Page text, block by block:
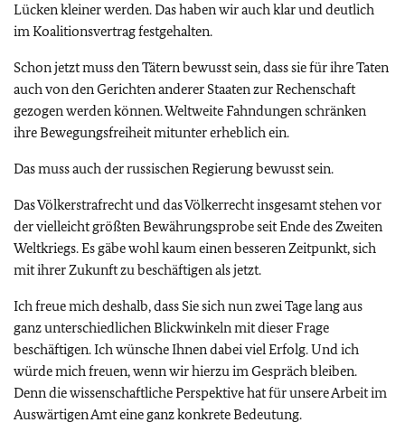
Lücken kleiner werden. Das haben wir auch klar und deutlich
im Koalitionsvertrag festgehalten.
Schon jetzt muss den Tätern bewusst sein, dass sie für ihre Taten
auch von den Gerichten anderer Staaten zur Rechenschaft
gezogen werden können. Weltweite Fahndungen schränken
ihre Bewegungsfreiheit mitunter erheblich ein.
Das muss auch der russischen Regierung bewusst sein.
Das Völkerstrafrecht und das Völkerrecht insgesamt stehen vor
der vielleicht größten Bewährungsprobe seit Ende des Zweiten
Weltkriegs. Es gäbe wohl kaum einen besseren Zeitpunkt, sich
mit ihrer Zukunft zu beschäftigen als jetzt.
Ich freue mich deshalb, dass Sie sich nun zwei Tage lang aus
ganz unterschiedlichen Blickwinkeln mit dieser Frage
beschäftigen. Ich wünsche Ihnen dabei viel Erfolg. Und ich
würde mich freuen, wenn wir hierzu im Gespräch bleiben.
Denn die wissenschaftliche Perspektive hat für unsere Arbeit im
Auswärtigen Amt eine ganz konkrete Bedeutung.